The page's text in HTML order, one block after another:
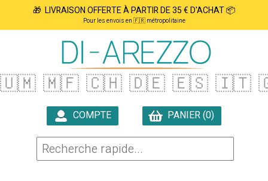
🎁 LIVRAISON OFFERTE À PARTIR DE 35 € D'ACHAT 📦
Pour les envois en 🇫🇷 métropolitaine
🇺🇲 🇲🇫 🇨🇭 🇩🇪 🇪🇸 🇮🇹
COMPTE
PANIER (0)